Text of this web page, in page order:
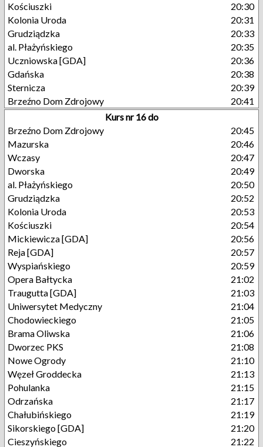
Kościuszki
20:30
Kolonia Uroda
20:31
Grudziądzka
20:33
al. Płażyńskiego
20:35
Uczniowska [GDA]
20:36
Gdańska
20:38
Sternicza
20:39
Brzeźno Dom Zdrojowy
20:41
Kurs nr 16 do
Brzeźno Dom Zdrojowy
20:45
Mazurska
20:46
Wczasy
20:47
Dworska
20:49
al. Płażyńskiego
20:50
Grudziądzka
20:52
Kolonia Uroda
20:53
Kościuszki
20:54
Mickiewicza [GDA]
20:56
Reja [GDA]
20:57
Wyspiańskiego
20:59
Opera Bałtycka
21:02
Traugutta [GDA]
21:03
Uniwersytet Medyczny
21:04
Chodowieckiego
21:05
Brama Oliwska
21:06
Dworzec PKS
21:08
Nowe Ogrody
21:10
Węzeł Groddecka
21:13
Pohulanka
21:15
Odrzańska
21:17
Chałubińskiego
21:19
Sikorskiego [GDA]
21:20
Cieszyńskiego
21:22